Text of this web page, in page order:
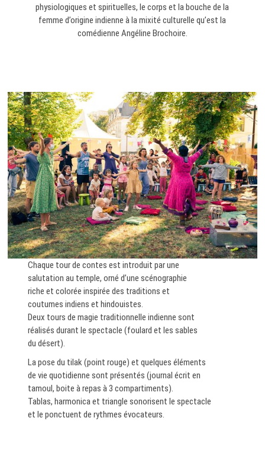
physiologiques et spirituelles, le corps et la bouche de la
femme d’origine indienne à la mixité culturelle qu’est la
comédienne Angéline Brochoire.
Chaque tour de contes est introduit par une
salutation au temple, orné d’une scénographie
riche et colorée inspirée des traditions et
coutumes indiens et hindouistes.
Deux tours de magie traditionnelle indienne sont
réalisés durant le spectacle (foulard et les sables
du désert).
La pose du tilak (point rouge) et quelques éléments
de vie quotidienne sont présentés (journal écrit en
tamoul, boite à repas à 3 compartiments).
Tablas, harmonica et triangle sonorisent le spectacle
et le ponctuent de rythmes évocateurs.